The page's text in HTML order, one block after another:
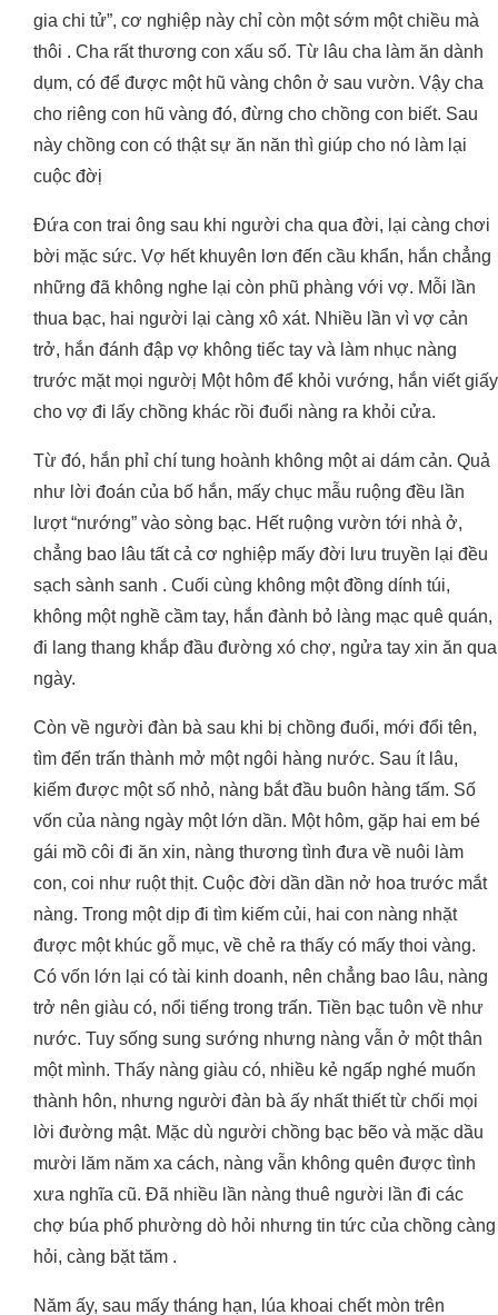
gia chi tử”, cơ nghiệp này chỉ còn một sớm một chiều mà
thôi . Cha rất thương con xấu số. Từ lâu cha làm ăn dành
dụm, có để được một hũ vàng chôn ở sau vườn. Vậy cha
cho riêng con hũ vàng đó, đừng cho chồng con biết. Sau
này chồng con có thật sự ăn năn thì giúp cho nó làm lại
cuộc đờị
Đứa con trai ông sau khi người cha qua đời, lại càng chơi
bời mặc sức. Vợ hết khuyên lơn đến cầu khẩn, hắn chẳng
những đã không nghe lại còn phũ phàng với vợ. Mỗi lần
thua bạc, hai người lại càng xô xát. Nhiều lần vì vợ cản
trở, hắn đánh đập vợ không tiếc tay và làm nhục nàng
trước mặt mọi ngườị Một hôm để khỏi vướng, hắn viết giấy
cho vợ đi lấy chồng khác rồi đuổi nàng ra khỏi cửa.
Từ đó, hắn phỉ chí tung hoành không một ai dám cản. Quả
như lời đoán của bố hắn, mấy chục mẫu ruộng đều lần
lượt “nướng” vào sòng bạc. Hết ruộng vườn tới nhà ở,
chẳng bao lâu tất cả cơ nghiệp mấy đời lưu truyền lại đều
sạch sành sanh . Cuối cùng không một đồng dính túi,
không một nghề cầm tay, hắn đành bỏ làng mạc quê quán,
đi lang thang khắp đầu đường xó chợ, ngửa tay xin ăn qua
ngày.
Còn về người đàn bà sau khi bị chồng đuổi, mới đổi tên,
tìm đến trấn thành mở một ngôi hàng nước. Sau ít lâu,
kiếm được một số nhỏ, nàng bắt đầu buôn hàng tấm. Số
vốn của nàng ngày một lớn dần. Một hôm, gặp hai em bé
gái mồ côi đi ăn xin, nàng thương tình đưa về nuôi làm
con, coi như ruột thịt. Cuộc đời dần dần nở hoa trước mắt
nàng. Trong một dịp đi tìm kiếm củi, hai con nàng nhặt
được một khúc gỗ mục, về chẻ ra thấy có mấy thoi vàng.
Có vốn lớn lại có tài kinh doanh, nên chẳng bao lâu, nàng
trở nên giàu có, nổi tiếng trong trấn. Tiền bạc tuôn về như
nước. Tuy sống sung sướng nhưng nàng vẫn ở một thân
một mình. Thấy nàng giàu có, nhiều kẻ ngấp nghé muốn
thành hôn, nhưng người đàn bà ấy nhất thiết từ chối mọi
lời đường mật. Mặc dù người chồng bạc bẽo và mặc dầu
mười lăm năm xa cách, nàng vẫn không quên được tình
xưa nghĩa cũ. Đã nhiều lần nàng thuê người lần đi các
chợ búa phố phường dò hỏi nhưng tin tức của chồng càng
hỏi, càng bặt tăm .
Năm ấy, sau mấy tháng hạn, lúa khoai chết mòn trên